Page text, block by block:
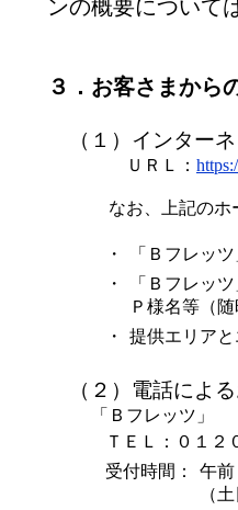
ンの概要について
３．お客さまから
（１）インター
ＵＲＬ：
なお、上記のホ
・
「Ｂフレッ
・
「Ｂフレッ
Ｐ様名等（随
・
提供エリアと
（２）電話によ
「Ｂフレッツ」
ＴＥＬ：０１２
受付時間：
午
（